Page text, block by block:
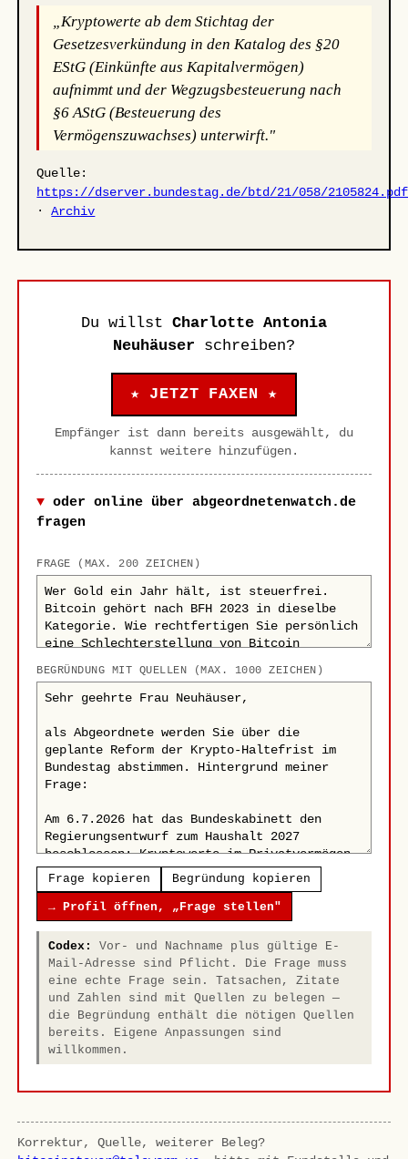
„Kryptowerte ab dem Stichtag der
Gesetzesverkündung in den Katalog des §20
EStG (Einkünfte aus Kapitalvermögen)
aufnimmt und der Wegzugsbesteuerung nach
§6 AStG (Besteuerung des
Vermögenszuwachses) unterwirft."
Quelle:
https://dserver.bundestag.de/btd/21/058/2105824.pdf
·Archiv
Du willst Charlotte Antonia
Neuhäuser schreiben?
★ JETZT FAXEN ★
Empfänger ist dann bereits ausgewählt, du
kannst weitere hinzufügen.
oder online über abgeordnetenwatch.de
fragen
FRAGE (MAX. 200 ZEICHEN)
BEGRÜNDUNG MIT QUELLEN (MAX. 1000 ZEICHEN)
Frage kopieren Begründung kopieren
→ Profil öffnen, „Frage stellen"
Codex:
Vor- und Nachname plus gültige E-
Mail-Adresse sind Pflicht. Die Frage muss
eine echte Frage sein. Tatsachen, Zitate
und Zahlen sind mit Quellen zu belegen —
die Begründung enthält die nötigen Quellen
bereits. Eigene Anpassungen sind
willkommen.
Korrektur, Quelle, weiterer Beleg?